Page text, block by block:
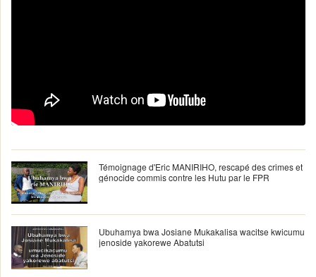
Témoignage d'Eric MANIRIHO, rescapé des crimes et
génocide commis contre les Hutu par le FPR
Ubuhamya bwa Josiane Mukakalisa wacitse kwicumu
jenoside yakorewe Abatutsi